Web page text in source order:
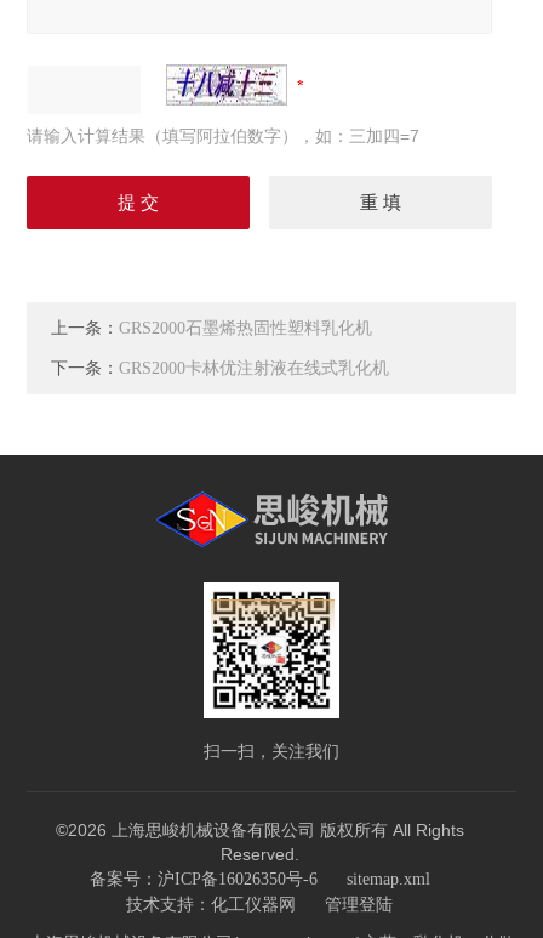
请输入计算结果（填写阿拉伯数字），如：三加四=7
上一条：GRS2000石墨烯热固性塑料乳化机
下一条：GRS2000卡林优注射液在线式乳化机
扫一扫，关注我们
©2026 上海思峻机械设备有限公司 版权所有 All Rights
Reserved.
备案号：沪ICP备16026350号-6 sitemap.xml
技术支持： 化工仪器网 管理登陆